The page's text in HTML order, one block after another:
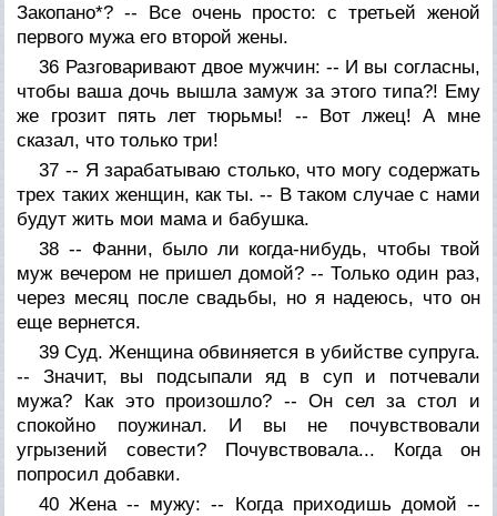
Закопано*? -- Все очень просто: с третьей женой
первого мужа его второй жены.
36 Разговаривают двое мужчин: -- И вы согласны,
чтобы ваша дочь вышла замуж за этого типа?! Ему
же грозит пять лет тюрьмы! -- Вот лжец! А мне
сказал, что только три!
37 -- Я зарабатываю столько, что могу содержать
трех таких женщин, как ты. -- В таком случае с нами
будут жить мои мама и бабушка.
38 -- Фанни, было ли когда-нибудь, чтобы твой
муж вечером не пришел домой? -- Только один раз,
через месяц после свадьбы, но я надеюсь, что он
еще вернется.
39 Суд. Женщина обвиняется в убийстве супруга.
-- Значит, вы подсыпали яд в суп и потчевали
мужа? Как это произошло? -- Он сел за стол и
спокойно поужинал. И вы не почувствовали
угрызений совести? Почувствовала... Когда он
попросил добавки.
40 Жена -- мужу: -- Когда приходишь домой --